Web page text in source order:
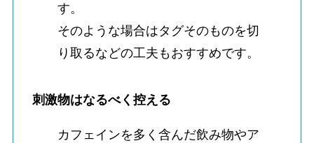
す。
そのような場合はタグそのものを切
り取るなどの工夫もおすすめです。
刺激物はなるべく控える
カフェインを多く含んだ飲み物やア